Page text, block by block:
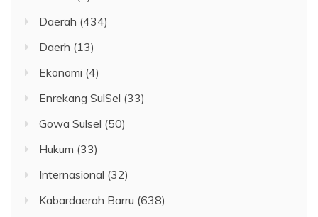
Daerah (434)
Daerh (13)
Ekonomi (4)
Enrekang SulSel (33)
Gowa Sulsel (50)
Hukum (33)
Internasional (32)
Kabardaerah Barru (638)